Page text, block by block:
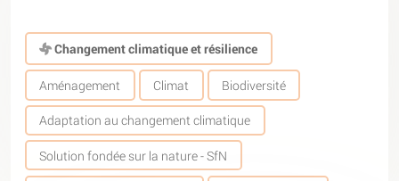
Changement climatique et résilience
Aménagement Climat Biodiversité
Adaptation au changement climatique
Solution fondée sur la nature - SfN